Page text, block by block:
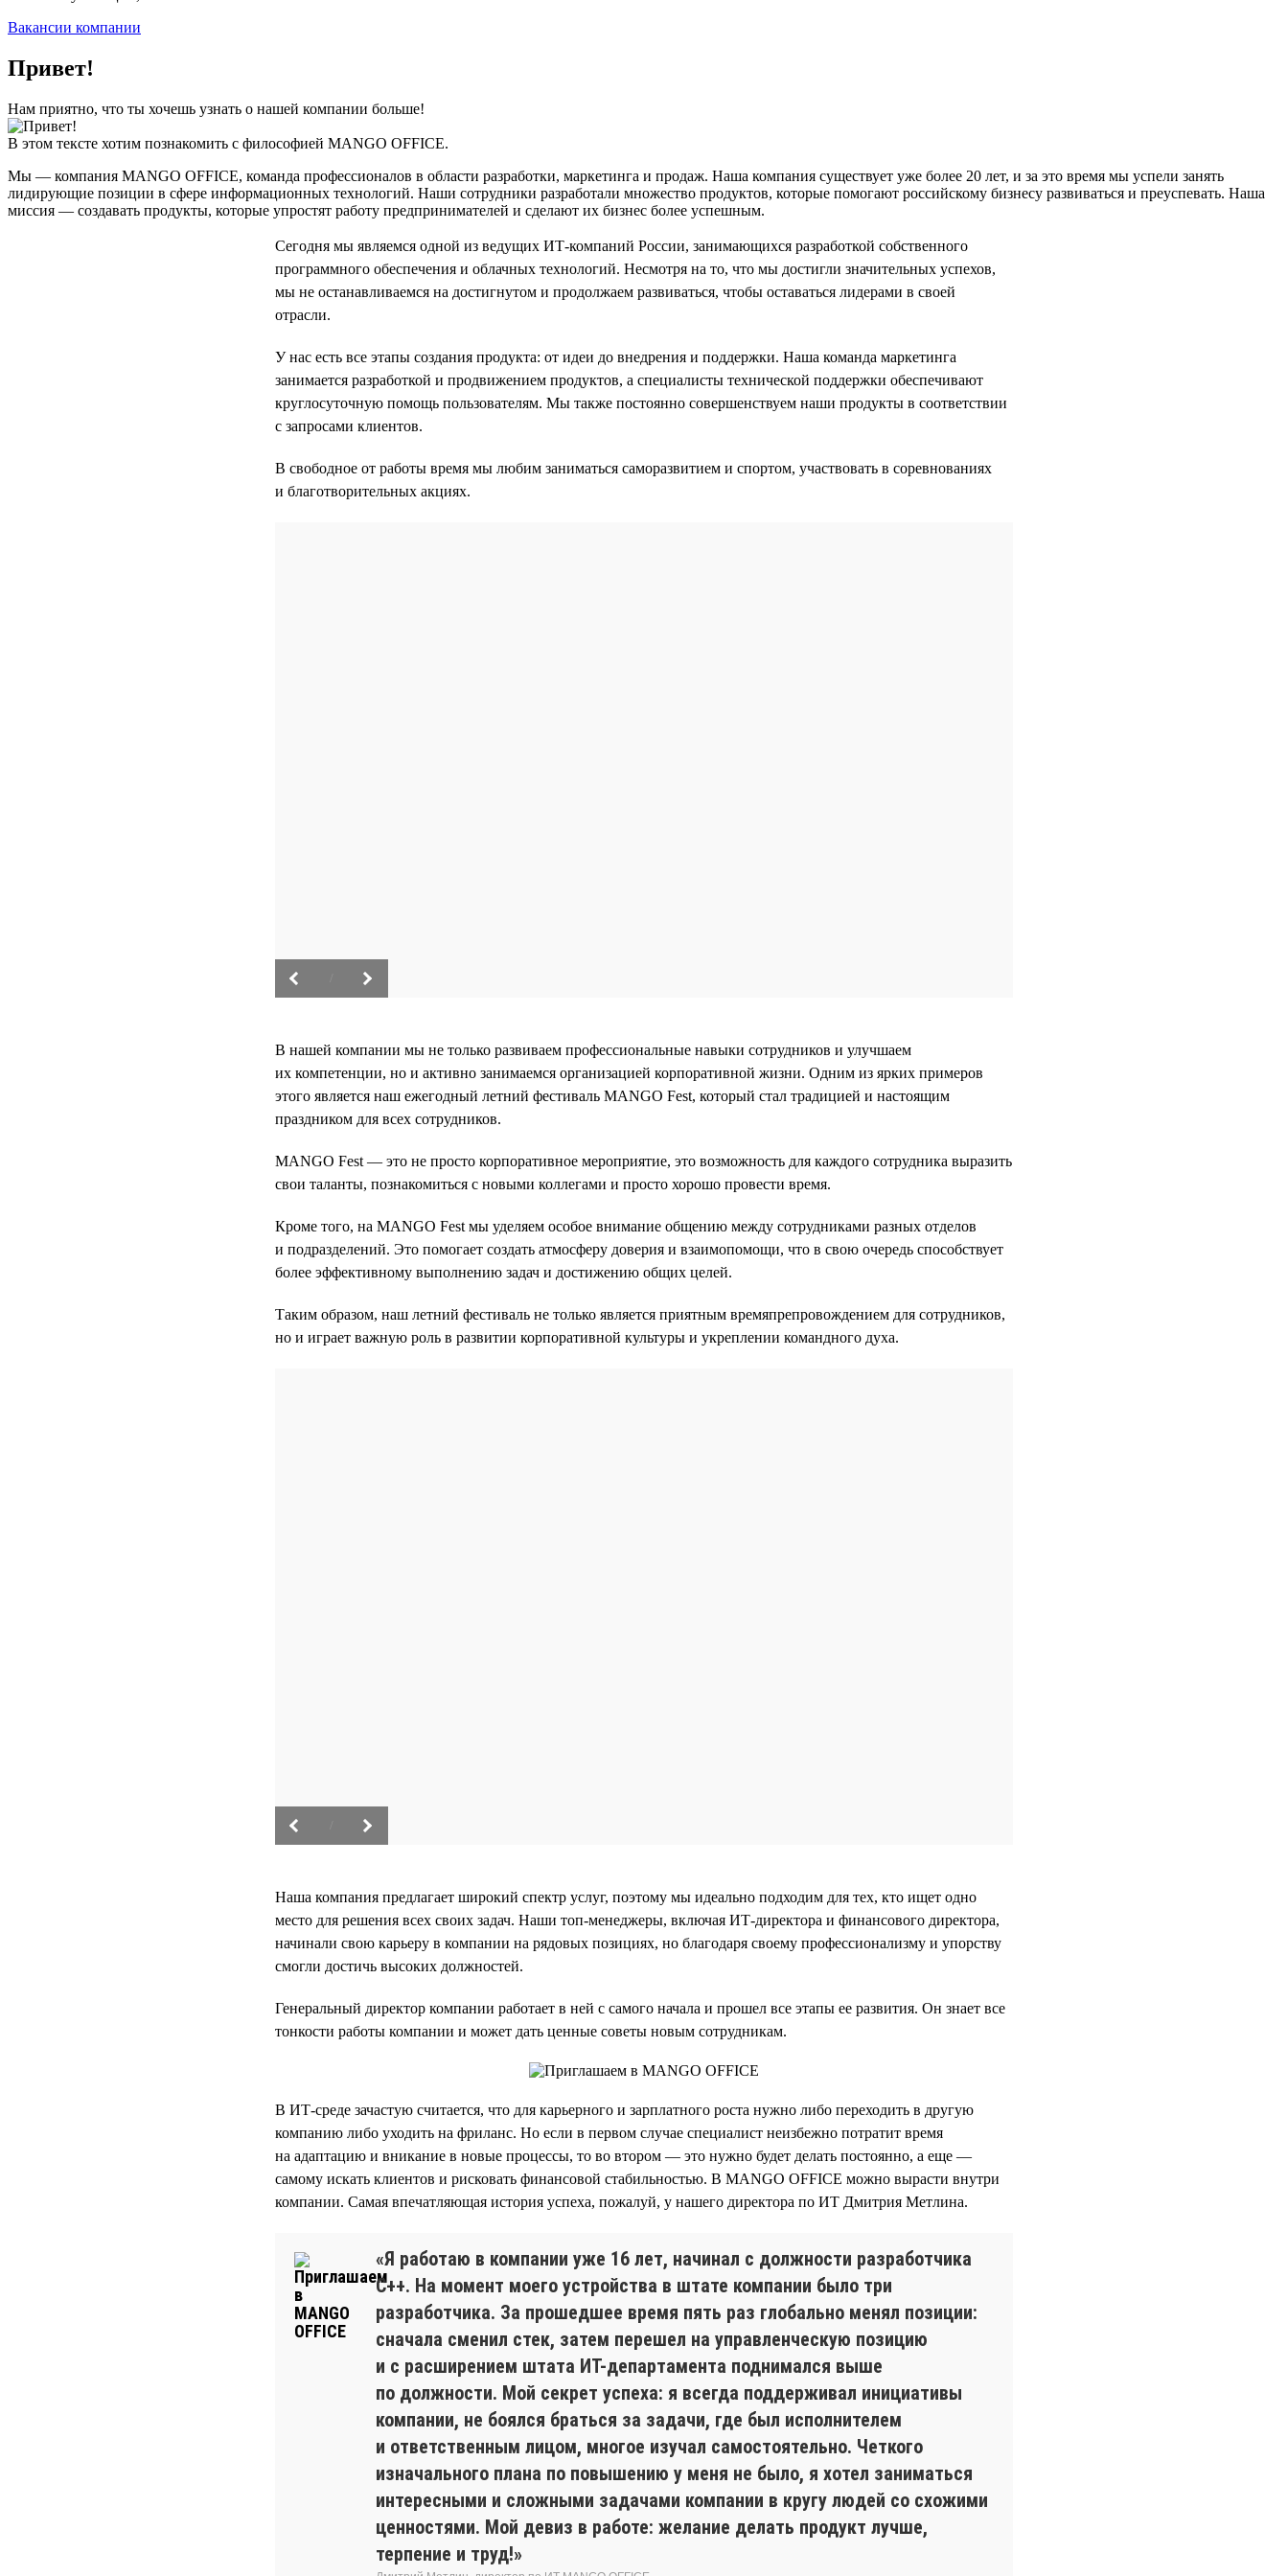
Вакансии компании
Привет!
Нам приятно, что ты хочешь узнать о нашей компании больше!
В этом тексте хотим познакомить с философией MANGO OFFICE.
Мы — компания MANGO OFFICE, команда профессионалов в области разработки, маркетинга и продаж. Наша компания существует уже более 20 лет, и за это время мы успели занять
лидирующие позиции в сфере информационных технологий. Наши сотрудники разработали множество продуктов, которые помогают российскому бизнесу развиваться и преуспевать. Наша
миссия — создавать продукты, которые упростят работу предпринимателей и сделают их бизнес более успешным.
Сегодня мы являемся одной из ведущих ИТ-компаний России, занимающихся разработкой собственного
программного обеспечения и облачных технологий. Несмотря на то, что мы достигли значительных успехов,
мы не останавливаемся на достигнутом и продолжаем развиваться, чтобы оставаться лидерами в своей
отрасли.
У нас есть все этапы создания продукта: от идеи до внедрения и поддержки. Наша команда маркетинга
занимается разработкой и продвижением продуктов, а специалисты технической поддержки обеспечивают
круглосуточную помощь пользователям. Мы также постоянно совершенствуем наши продукты в соответствии
с запросами клиентов.
В свободное от работы время мы любим заниматься саморазвитием и спортом, участвовать в соревнованиях
и благотворительных акциях.
В нашей компании мы не только развиваем профессиональные навыки сотрудников и улучшаем
их компетенции, но и активно занимаемся организацией корпоративной жизни. Одним из ярких примеров
этого является наш ежегодный летний фестиваль MANGO Fest, который стал традицией и настоящим
праздником для всех сотрудников.
MANGO Fest — это не просто корпоративное мероприятие, это возможность для каждого сотрудника выразить
свои таланты, познакомиться с новыми коллегами и просто хорошо провести время.
Кроме того, на MANGO Fest мы уделяем особое внимание общению между сотрудниками разных отделов
и подразделений. Это помогает создать атмосферу доверия и взаимопомощи, что в свою очередь способствует
более эффективному выполнению задач и достижению общих целей.
Таким образом, наш летний фестиваль не только является приятным времяпрепровождением для сотрудников,
но и играет важную роль в развитии корпоративной культуры и укреплении командного духа.
Наша компания предлагает широкий спектр услуг, поэтому мы идеально подходим для тех, кто ищет одно
место для решения всех своих задач. Наши топ-менеджеры, включая ИТ-директора и финансового директора,
начинали свою карьеру в компании на рядовых позициях, но благодаря своему профессионализму и упорству
смогли достичь высоких должностей.
Генеральный директор компании работает в ней с самого начала и прошел все этапы ее развития. Он знает все
тонкости работы компании и может дать ценные советы новым сотрудникам.
В ИТ-среде зачастую считается, что для карьерного и зарплатного роста нужно либо переходить в другую
компанию либо уходить на фриланс. Но если в первом случае специалист неизбежно потратит время
на адаптацию и вникание в новые процессы, то во втором — это нужно будет делать постоянно, а еще —
самому искать клиентов и рисковать финансовой стабильностью. В MANGO OFFICE можно вырасти внутри
компании. Самая впечатляющая история успеха, пожалуй, у нашего директора по ИТ Дмитрия Метлина.
«Я работаю в компании уже 16 лет, начинал с должности разработчика
С++. На момент моего устройства в штате компании было три
разработчика. За прошедшее время пять раз глобально менял позиции:
сначала сменил стек, затем перешел на управленческую позицию
и с расширением штата ИТ-департамента поднимался выше
по должности. Мой секрет успеха: я всегда поддерживал инициативы
компании, не боялся браться за задачи, где был исполнителем
и ответственным лицом, многое изучал самостоятельно. Четкого
изначального плана по повышению у меня не было, я хотел заниматься
интересными и сложными задачами компании в кругу людей со схожими
ценностями. Мой девиз в работе: желание делать продукт лучше,
терпение и труд!»